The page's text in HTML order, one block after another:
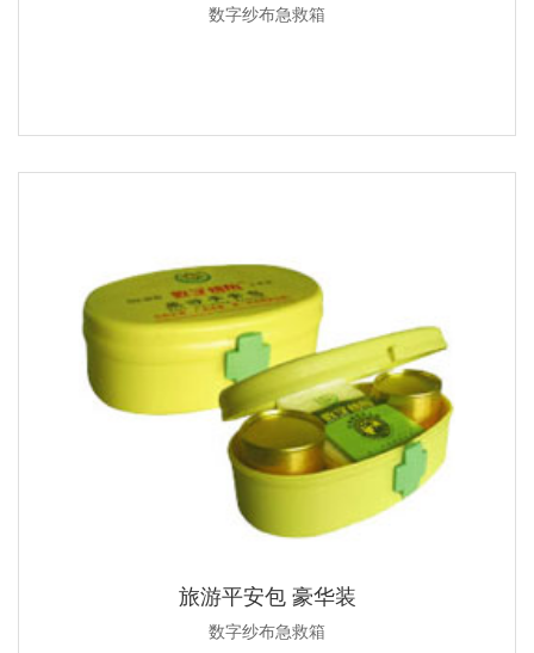
数字纱布急救箱
旅游平安包 豪华装
数字纱布急救箱